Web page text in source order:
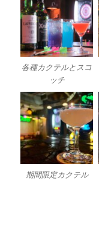
各種カクテルとスコ
ッチ
期間限定カクテル